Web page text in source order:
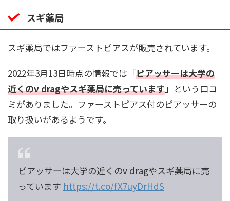
スギ薬局
スギ薬局ではファーストピアスが販売されています。
2022年3月13日時点の情報では「ピアッサーは大学の
近くのv dragやスギ薬局に売っています」という口コ
ミがありました。ファーストピアス付のピアッサーの
取り扱いがあるようです。
ピアッサーは大学の近くのv dragやスギ薬局に売
っています https://t.co/fX7uyDrHdS